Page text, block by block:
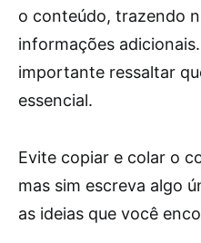
o conteúdo, trazendo
informações
importante ressaltar
essencial.
Evite copiar e colar o
mas sim escreva algo
as ideias que você